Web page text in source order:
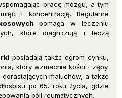
pracę mózgu, a tym
i koncentrację. Regularne
pomaga w leczeniu
które diagnozują i leczą
posiadają także ogrom cynku,
który wzmacnia kości i zęby.
maluchów, a także
po 65. roku życia, gdzie
bóli reumatycznych.